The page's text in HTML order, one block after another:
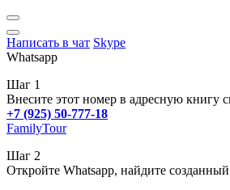
Написать в чат Skype
Whatsapp
Шаг 1
Внесите этот номер в адресную книгу
+7 (925) 50-777-18
FamilyTour
Шаг 2
Откройте Whatsapp, найдите